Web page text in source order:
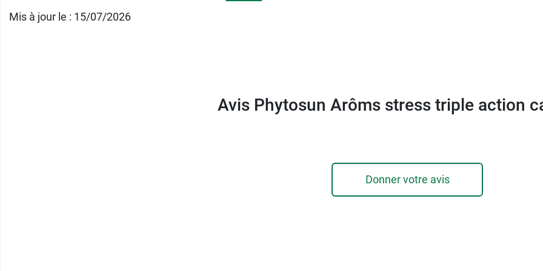
Conditionnement :
Mis à jour le : 15/07/2026
Avis Phytosun Arôms stress triple action
Donner votre avis